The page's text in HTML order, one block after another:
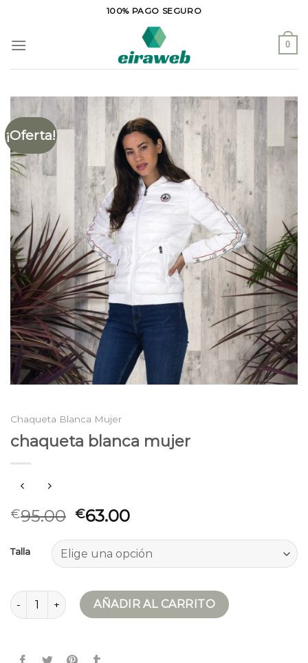
contenido
100% PAGO SEGURO
0
¡Oferta!
Chaqueta Blanca Mujer
chaqueta blanca mujer
€95.00 €63.00
Talla
chaqueta blanca mujer cantidad
AÑADIR AL CARRITO